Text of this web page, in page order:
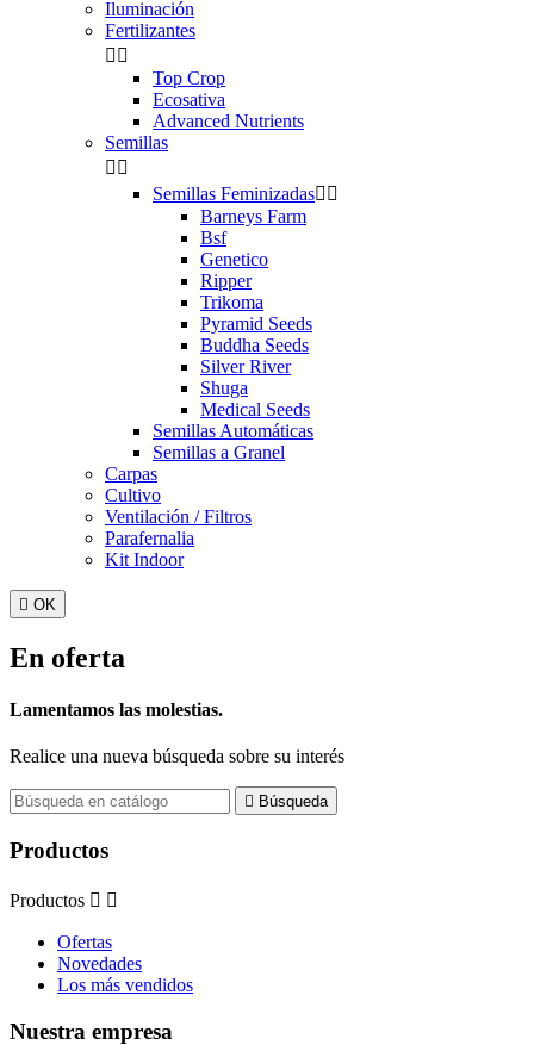
Iluminación
Fertilizantes
 
Top Crop
Ecosativa
Advanced Nutrients
Semillas
 
Semillas Feminizadas 
Barneys Farm
Bsf
Genetico
Ripper
Trikoma
Pyramid Seeds
Buddha Seeds
Silver River
Shuga
Medical Seeds
Semillas Automáticas
Semillas a Granel
Carpas
Cultivo
Ventilación / Filtros
Parafernalia
Kit Indoor
 OK
En oferta
Lamentamos las molestias.
Realice una nueva búsqueda sobre su interés
 Búsqueda
Productos
Productos  
Ofertas
Novedades
Los más vendidos
Nuestra empresa